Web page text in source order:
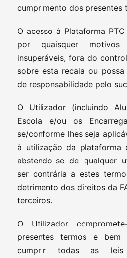
cumprimento dos presentes
O acesso à Plataforma
por quaisquer motivos
insuperáveis, fora do
sobre esta recaia ou
de responsabilidade pelo
O Utilizador (incluindo
Escola e/ou os
se/conforme lhes seja
à utilização da plataforma
abstendo-se de qualquer
ser contrária a estes
detrimento dos direitos da
terceiros.
O Utilizador
presentes termos e bem
cumprir todas as